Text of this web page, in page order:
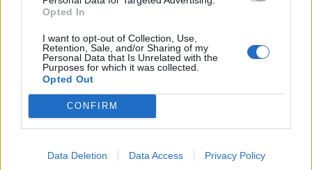
Opted In
I want to opt-out of Collection, Use,
Retention, Sale, and/or Sharing of my
Personal Data that Is Unrelated with the
Purposes for which it was collected.
Opted Out
CONFIRM
Data Deletion Data Access Privacy Policy
Portfolio.hu teljes cikkarchívum
kötéslistái
MÁR ELŐFIZETŐNK VAGY?BEJELENTKEZÉS